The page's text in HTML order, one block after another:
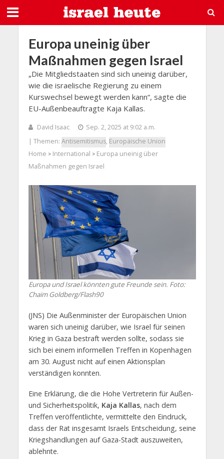
Europa uneinig über
Maßnahmen gegen Israel
„Die Mitgliedstaaten sind sich uneinig darüber,
wie die israelische Regierung zu einem
Kurswechsel bewegt werden kann“, sagte die
EU-Außenbeauftragte Kaja Kallas.
David Isaac
Sep. 2, 2025 at 9:02 a.m.
| Themen: Antisemitismus, Europäische Union
Home > International > Europa uneinig über
Maßnahmen gegen Israel
Europa und Israel könnten gute Freunde sein. Foto:
Chaim Goldberg/Flash90
(JNS) Die Außenminister der Europäischen Union
waren sich uneinig darüber, wie Israel für seinen
Krieg in Gaza bestraft werden sollte, sodass sie
sich bei einem informellen Treffen in Kopenhagen
am 30. August nicht auf einen Aktionsplan
verständigen konnten.
Eine Erklärung, die die Hohe Vertreterin für Außen-
und Sicherheitspolitik, Kaja Kallas, nach dem
Treffen veröffentlichte, vermittelte den Eindruck,
dass der Rat insgesamt Israels Entscheidung, seine
Kriegshandlungen auf Gaza-Stadt auszuweiten,
ablehnte.